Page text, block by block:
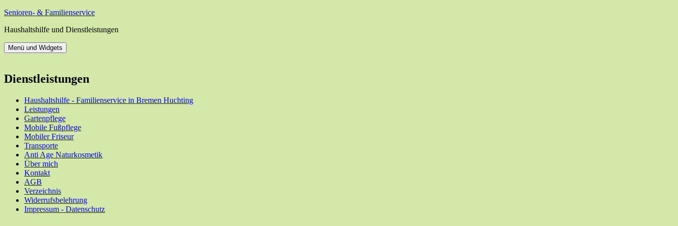
Zum
springen
Senioren- & Familienservice
Haushaltshilfe und Dienstleistungen
Menü und Widgets
Dienstleistungen
Haushaltshilfe - Familienservice in Bremen Huchting
Leistungen
Gartenpflege
Mobile Fußpflege
Mobiler Friseur
Transporte
Anti Age Naturkosmetik
Über mich
Kontakt
AGB
Verzeichnis
Widerrufsbelehrung
Impressum - Datenschutz